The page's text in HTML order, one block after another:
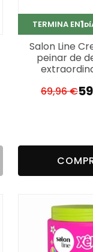
TERMINA EN1
Salon Line
peinar de
69,96€ El
El